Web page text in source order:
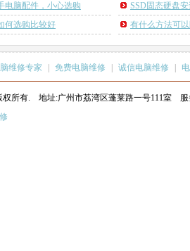
电脑配件，小心选购
SSD固态硬盘
何选购比较好
有什么方法可
维修专家 免费电脑维修 诚信电脑维修
权所有. 地址:广州市荔湾区蓬莱路一号111室 服